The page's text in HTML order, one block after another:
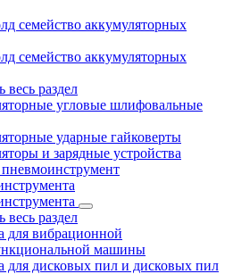
семейство аккумуляторных
семейство аккумуляторных
весь раздел
угловые шлифовальные
ударные гайковерты
и зарядные устройства
весь раздел
для вибрационной
машины
для дисковых пил и дисковых пил